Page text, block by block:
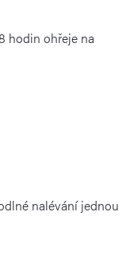
hodin ohřeje na
nalévání jednou